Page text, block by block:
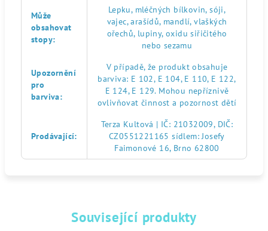
Může
obsahovat
stopy:
Lepku, mléčných bílkovin, sóji,
vajec, arašídů, mandlí, vlaškých
ořechů, lupiny, oxidu siřičitého
nebo sezamu
Upozornění
pro
barviva:
V případě, že produkt obsahuje
barviva: E 102, E 104, E 110, E 122,
E 124, E 129. Mohou nepříznivě
ovlivňovat činnost a pozornost dětí
Prodávající:
Terza Kultová | IČ: 21032009, DIČ:
CZ0551221165 sídlem: Josefy
Faimonové 16, Brno 62800
Související produkty